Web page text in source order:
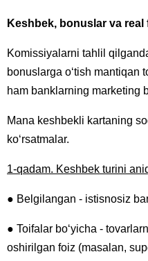
Keshbek, bonuslar va
Komissiyalarni tahlil
bonuslarga o‘tish mantiqan
ham banklarning marketing
Mana keshbekli kartaning
ko‘rsatmalar.
1-qadam. Keshbek turini
● Belgilangan - istisnosiz
● Toifalar bo‘yicha -
oshirilgan foiz (masalan,